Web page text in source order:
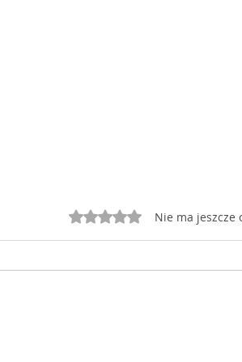
Oceniono na 0 z 5Nie ma jeszcze